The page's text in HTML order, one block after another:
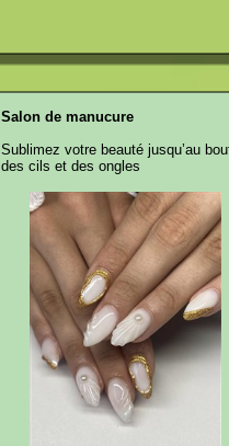
Salon de manucure
Sublimez votre beauté jusqu’au
des cils et des ongles